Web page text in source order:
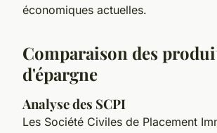
économiques actuelles.
Comparaison des
d'épargne
Analyse des SCPI
Les Société Civiles de Placement